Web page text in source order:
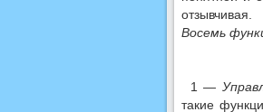
отзывчивая.
Восемь
1 —
такие